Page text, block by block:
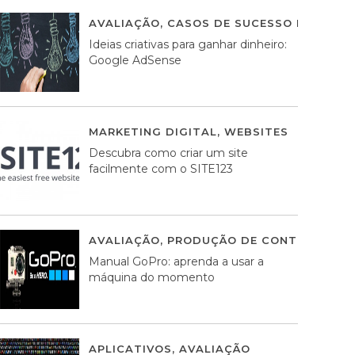
AVALIAÇÃO, CASOS DE SUCESSO DE
Ideias criativas para ganhar dinheiro:
Google AdSense
MARKETING DIGITAL, WEBSITES
Descubra como criar um site
facilmente com o SITE123
AVALIAÇÃO, PRODUÇÃO DE CONTEÚDOS
Manual GoPro: aprenda a usar a
máquina do momento
APLICATIVOS, AVALIAÇÃO